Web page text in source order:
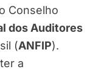
Conselho
dos Auditores
(ANFIP).
a